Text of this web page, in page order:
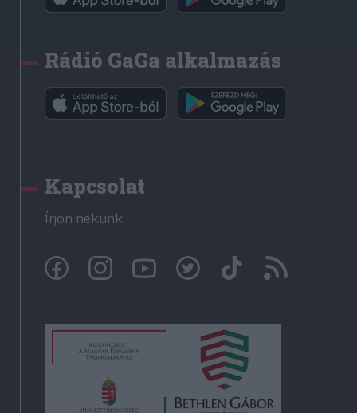
Rádió GaGa alkalmazás
Kapcsolat
Írjon nekünk